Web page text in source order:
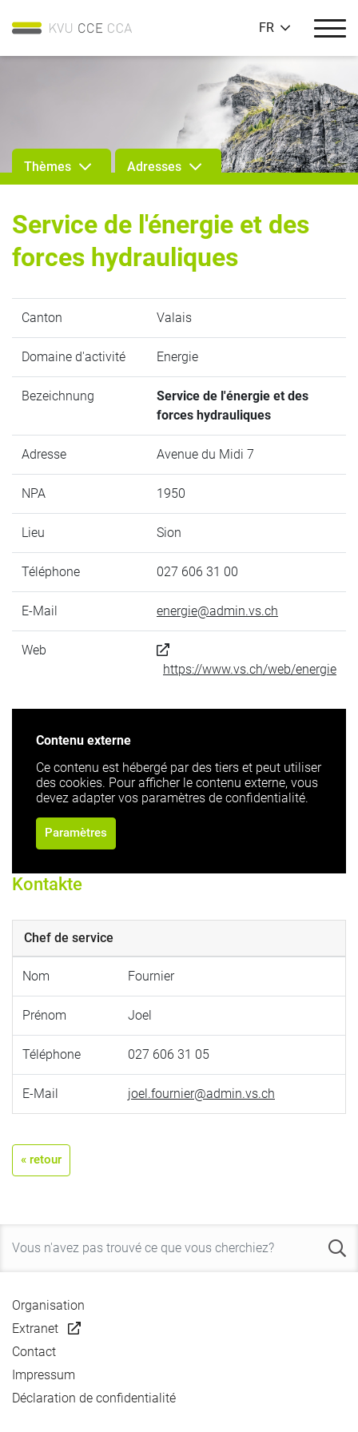
FR
Thèmes Adresses
Service de l'énergie et des
forces hydrauliques
Canton Valais
Domaine d'activité Energie
Bezeichnung
Service de l'énergie et des
forces hydrauliques
Adresse Avenue du Midi 7
NPA 1950
Lieu Sion
Téléphone 027 606 31 00
E-Mail energie@admin.vs.ch
Web
https://www.vs.ch/web/energie
Contenu externe
Ce contenu est hébergé par des tiers et peut utiliser
des cookies. Pour afficher le contenu externe, vous
devez adapter vos paramètres de confidentialité.
Paramètres
Kontakte
Chef de service
Nom Fournier
Prénom Joel
Téléphone 027 606 31 05
E-Mail joel.fournier@admin.vs.ch
« retour
Organisation
Extranet
Contact
Impressum
Déclaration de confidentialité